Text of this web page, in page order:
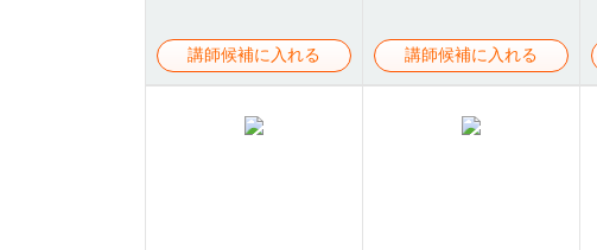
講師候補に入れる 講師候補に入れる